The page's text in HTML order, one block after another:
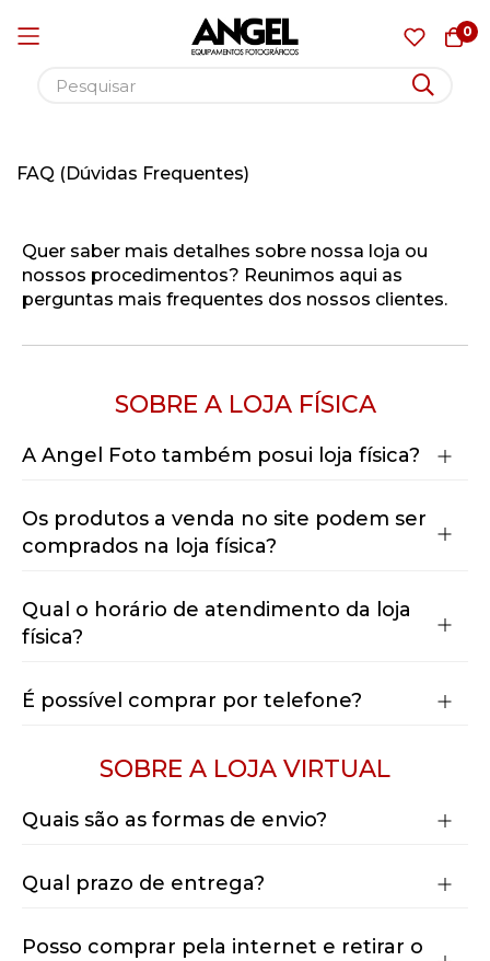
0
para
FAQ (Dúvidas Frequentes)
Quer saber mais detalhes sobre nossa loja ou
nossos procedimentos? Reunimos aqui as
perguntas mais frequentes dos nossos clientes.
SOBRE A LOJA FÍSICA
A Angel Foto também posui loja física?
Os produtos a venda no site podem ser
comprados na loja física?
Qual o horário de atendimento da loja
física?
É possível comprar por telefone?
SOBRE A LOJA VIRTUAL
Quais são as formas de envio?
Qual prazo de entrega?
Posso comprar pela internet e retirar o